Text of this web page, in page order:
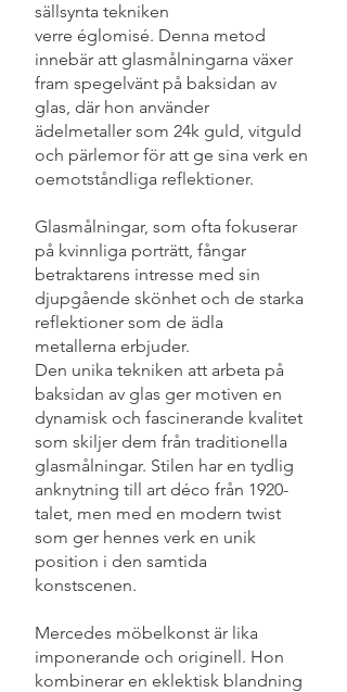
sällsynta tekniken
verre églomisé. Denna metod
innebär att glasmålningarna växer
fram spegelvänt på baksidan av
glas, där hon använder
ädelmetaller som 24k guld, vitguld
och pärlemor för att ge sina verk en
oemotståndliga reflektioner.
Glasmålningar, som ofta fokuserar
på kvinnliga porträtt, fångar
betraktarens intresse med sin
djupgående skönhet och de starka
reflektioner som de ädla
metallerna erbjuder.
Den unika tekniken att arbeta på
baksidan av glas ger motiven en
dynamisk och fascinerande kvalitet
som skiljer dem från traditionella
glasmålningar. Stilen har en tydlig
anknytning till art déco från 1920-
talet, men med en modern twist
som ger hennes verk en unik
position i den samtida
konstscenen.
Mercedes möbelkonst är lika
imponerande och originell. Hon
kombinerar en eklektisk blandning